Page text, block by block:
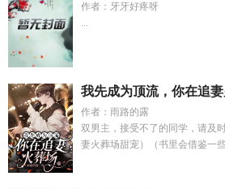
作者：牙牙好疼呀
...
我先成为顶流，你在追
作者：雨路的露
双男主，接受不了的同学，请及
妻火葬场甜宠）（书里会借鉴一